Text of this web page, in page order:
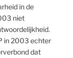
in de
niet
in 2003 echter
dat